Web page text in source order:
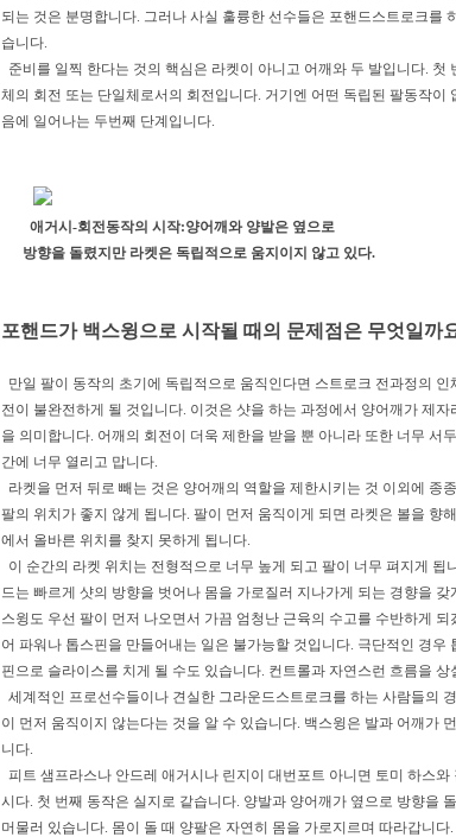
되는 것은 분명합니다. 그러나 사실 훌륭한 선수들은 포핸드스트로크를
습니다.
준비를 일찍 한다는 것의 핵심은 라켓이 아니고 어깨와 두 발입니다. 첫
체의 회전 또는 단일체로서의 회전입니다. 거기엔 어떤 독립된 팔동작이
음에 일어나는 두번째 단계입니다.
애거시-회전동작의 시작:양어깨와 양발은 옆으로
방향을 돌렸지만 라켓은 독립적으로 움지이지 않고 있다.
포핸드가 백스윙으로 시작될 때의 문제점은 무엇일까
만일 팔이 동작의 초기에 독립적으로 움직인다면 스트로크 전과정의
전이 불완전하게 될 것입니다. 이것은 샷을 하는 과정에서 양어깨가 제
을 의미합니다. 어깨의 회전이 더욱 제한을 받을 뿐 아니라 또한 너무 서
간에 너무 열리고 맙니다.
라켓을 먼저 뒤로 빼는 것은 양어깨의 역할을 제한시키는 것 이외에 종
팔의 위치가 좋지 않게 됩니다. 팔이 먼저 움직이게 되면 라켓은 볼을 향
에서 올바른 위치를 찾지 못하게 됩니다.
이 순간의 라켓 위치는 전형적으로 너무 높게 되고 팔이 너무 펴지게 됩
드는 빠르게 샷의 방향을 벗어나 몸을 가로질러 지나가게 되는 경향을
스윙도 우선 팔이 먼저 나오면서 가끔 엄청난 근육의 수고를 수반하게
어 파워나 톱스핀을 만들어내는 일은 불가능할 것입니다. 극단적인 경
핀으로 슬라이스를 치게 될 수도 있습니다. 컨트롤과 자연스런 흐름을
세계적인 프로선수들이나 견실한 그라운드스트로크를 하는 사람들의
이 먼저 움직이지 않는다는 것을 알 수 있습니다. 백스윙은 발과 어깨가
니다.
피트 샘프라스나 안드레 애거시나 린지이 대번포트 아니면 토미 하스
시다. 첫 번째 동작은 실지로 같습니다. 양발과 양어깨가 옆으로 방향을
머물러 있습니다. 몸이 돌 때 양팔은 자연히 몸을 가로지르며 따라갑니